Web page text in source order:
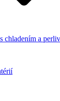
chladením a